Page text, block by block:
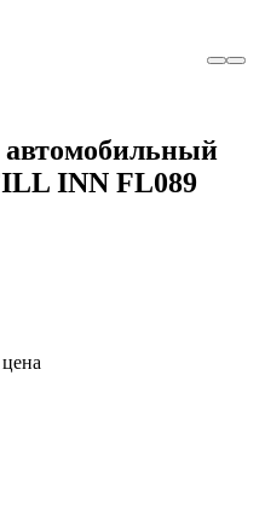
автомобильный
INN FL089